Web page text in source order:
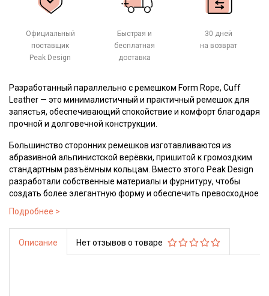
Официальный
поставщик
Peak Design
Быстрая и
бесплатная
доставка
30 дней
на возврат
Разработанный параллельно с ремешком Form Rope, Cuff
Leather — это минималистичный и практичный ремешок для
запястья, обеспечивающий спокойствие и комфорт благодаря
прочной и долговечной конструкции.
Большинство сторонних ремешков изготавливаются из
абразивной альпинистской верёвки, пришитой к громоздким
стандартным разъёмным кольцам. Вместо этого Peak Design
разработали собственные материалы и фурнитуру, чтобы
создать более элегантную форму и обеспечить превосходное
качество соединения.
Описание Нет отзывов о товаре